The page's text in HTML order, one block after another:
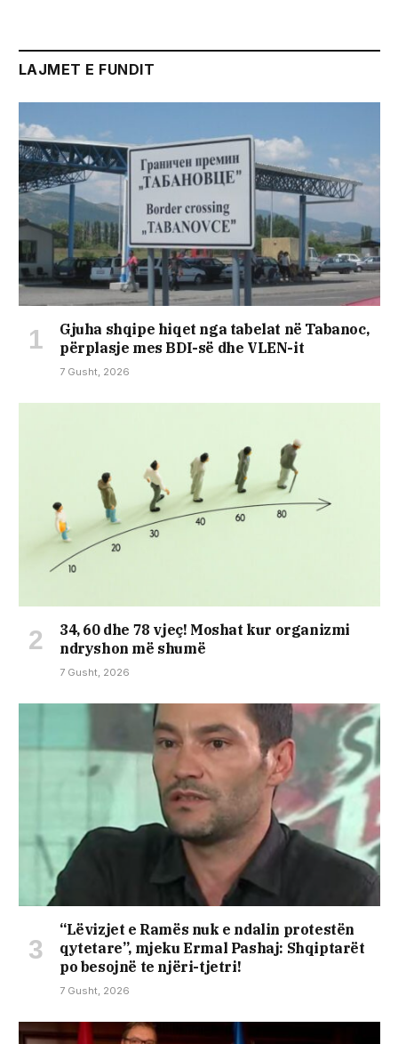
LAJMET E FUNDIT
Gjuha shqipe hiqet nga tabelat në Tabanoc,
përplasje mes BDI-së dhe VLEN-it
7 Gusht, 2026
34, 60 dhe 78 vjeç! Moshat kur organizmi
ndryshon më shumë
7 Gusht, 2026
“Lëvizjet e Ramës nuk e ndalin protestën
qytetare”, mjeku Ermal Pashaj: Shqiptarët
po besojnë te njëri-tjetri!
7 Gusht, 2026